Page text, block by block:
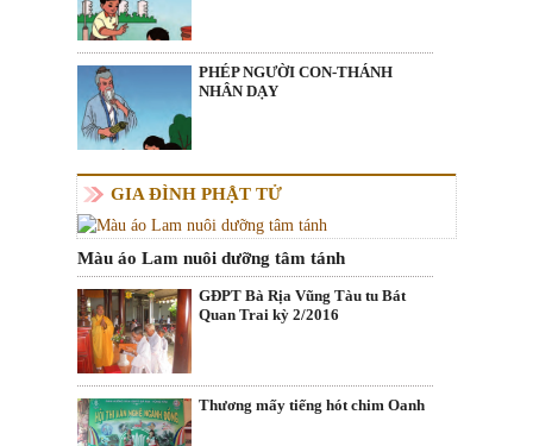
PHÉP NGƯỜI CON-THÁNH
NHÂN DẠY
GIA ĐÌNH PHẬT TỬ
Màu áo Lam nuôi dưỡng tâm tánh
GĐPT Bà Rịa Vũng Tàu tu Bát
Quan Trai kỳ 2/2016
Thương mấy tiếng hót chim Oanh